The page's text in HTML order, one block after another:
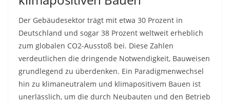
Der Gebäudesektor trägt mit etwa 30 Prozent in
Deutschland und sogar 38 Prozent weltweit erheblich
zum globalen CO2-Ausstoß bei. Diese Zahlen
verdeutlichen die dringende Notwendigkeit, Bauweisen
grundlegend zu überdenken. Ein Paradigmenwechsel
hin zu klimaneutralem und klimapositivem Bauen ist
unerlässlich, um die durch Neubauten und den Betrieb